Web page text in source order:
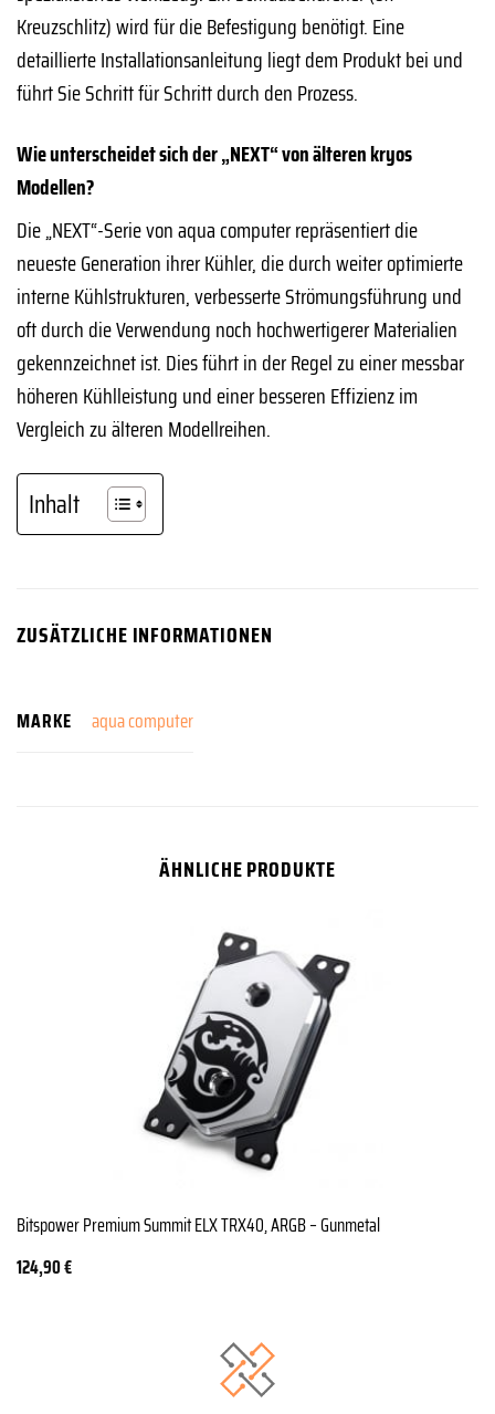
Kreuzschlitz) wird für die Befestigung benötigt. Eine
detaillierte Installationsanleitung liegt dem Produkt bei und
führt Sie Schritt für Schritt durch den Prozess.
Wie unterscheidet sich der „NEXT“ von älteren kryos
Modellen?
Die „NEXT“-Serie von aqua computer repräsentiert die
neueste Generation ihrer Kühler, die durch weiter optimierte
interne Kühlstrukturen, verbesserte Strömungsführung und
oft durch die Verwendung noch hochwertigerer Materialien
gekennzeichnet ist. Dies führt in der Regel zu einer messbar
höheren Kühlleistung und einer besseren Effizienz im
Vergleich zu älteren Modellreihen.
Inhalt
ZUSÄTZLICHE INFORMATIONEN
MARKE aqua computer
ÄHNLICHE PRODUKTE
Bitspower Premium Summit ELX TRX40, ARGB – Gunmetal
124,90€